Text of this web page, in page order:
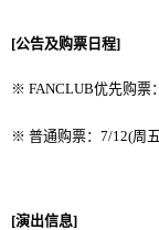
[公告及购票日程]
※ FANCLUB优先购票：
※ 普通购票： 7/12(周五
[演出信息]